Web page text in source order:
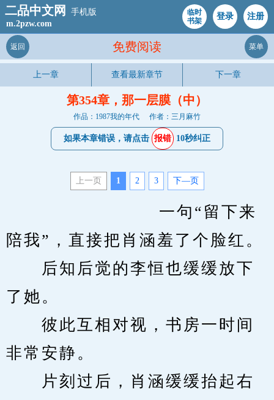
二品中文网
手机版
m.2pzw.com
临时
书架
登录 注册
免费阅读
返回 菜单
上一章 查看最新章节 下一章
第354章，那一层膜（中）
作品：1987我的年代 作者：三月麻竹
如果本章错误，请点击 报错 10秒纠正
上一页 1 2 3 下—页
陪我”，直接把肖涵羞了个脸红。
后知后觉的李恒也缓缓放下
了她。
彼此互相对视，书房一时间
非常安静。
片刻过后，肖涵缓缓抬起右